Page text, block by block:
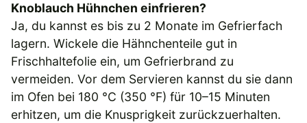
Knoblauch Hühnchen einfrieren?
Ja, du kannst es bis zu 2 Monate im Gefrierfach
lagern. Wickele die Hähnchenteile gut in
Frischhaltefolie ein, um Gefrierbrand zu
vermeiden. Vor dem Servieren kannst du sie dann
im Ofen bei 180 °C (350 °F) für 10–15 Minuten
erhitzen, um die Knusprigkeit zurückzuerhalten.